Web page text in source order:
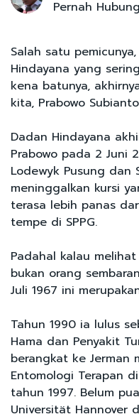
Pernah
Salah satu
Hindayana yang
kena batunya,
kita, Prabowo
Dadan Hindayana
Prabowo pada 2 Juni
Lodewyk Pusung dan
meninggalkan kursi
terasa lebih panas
tempe di SPPG.
Padahal kalau
bukan orang
Juli 1967 ini
Tahun 1990 ia lulus
Hama dan Penyakit
berangkat ke Jerman
Entomologi Terapan
tahun 1997. Belum
Universität Hannover